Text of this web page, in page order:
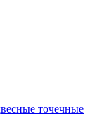
точечные